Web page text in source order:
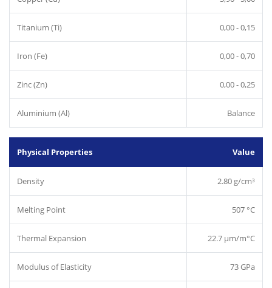
Titanium (Ti) 0,00 - 0,15
Iron (Fe) 0,00 - 0,70
Zinc (Zn) 0,00 - 0,25
Aluminium (Al) Balance
Physical Properties Value
Density 2.80 g/cm³
Melting Point 507 °C
Thermal Expansion 22.7 µm/m°C
Modulus of Elasticity 73 GPa